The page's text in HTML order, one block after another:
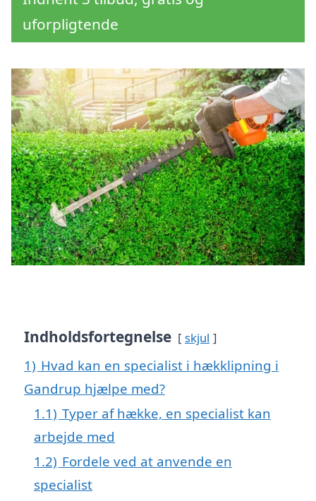
uforpligtende
Indholdsfortegnelse skjul
1) Hvad kan en specialist i hækklipning i
Gandrup hjælpe med?
1.1) Typer af hække, en specialist kan
arbejde med
1.2) Fordele ved at anvende en
specialist